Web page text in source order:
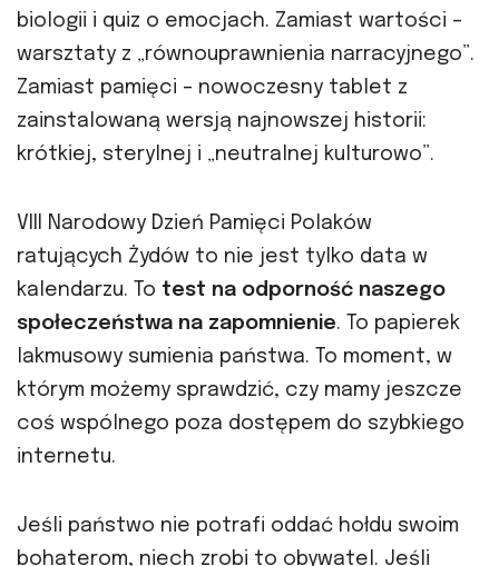
biologii i quiz o emocjach. Zamiast wartości –
warsztaty z „równouprawnienia narracyjnego”.
Zamiast pamięci – nowoczesny tablet z
zainstalowaną wersją najnowszej historii:
krótkiej, sterylnej i „neutralnej kulturowo”.
VIII Narodowy Dzień Pamięci Polaków
ratujących Żydów to nie jest tylko data w
kalendarzu. To test na odporność naszego
społeczeństwa na zapomnienie. To papierek
lakmusowy sumienia państwa. To moment, w
którym możemy sprawdzić, czy mamy jeszcze
coś wspólnego poza dostępem do szybkiego
internetu.
Jeśli państwo nie potrafi oddać hołdu swoim
bohaterom, niech zrobi to obywatel. Jeśli